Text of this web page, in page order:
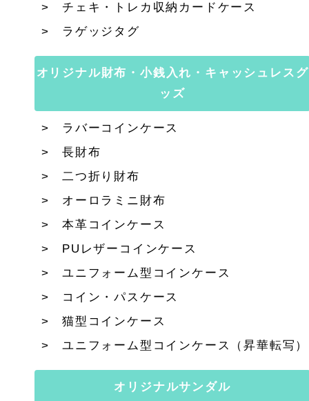
チェキ・トレカ収納カードケース
ラゲッジタグ
オリジナル財布・小銭入れ・キャッシュレスグ
ッズ
ラバーコインケース
長財布
二つ折り財布
オーロラミニ財布
本革コインケース
PUレザーコインケース
ユニフォーム型コインケース
コイン・パスケース
猫型コインケース
ユニフォーム型コインケース（昇華転写）
オリジナルサンダル